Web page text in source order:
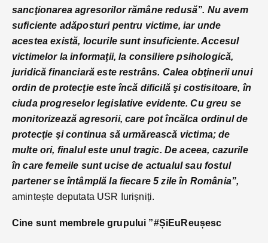
sancţionarea agresorilor rămâne redusă”. Nu avem
suficiente adăposturi pentru victime, iar unde
acestea există, locurile sunt insuficiente. Accesul
victimelor la informaţii, la consiliere psihologică,
juridică financiară este restrâns. Calea obţinerii unui
ordin de protecţie este încă dificilă şi costisitoare, în
ciuda progreselor legislative evidente. Cu greu se
monitorizează agresorii, care pot încălca ordinul de
protecţie şi continua să urmărească victima; de
multe ori, finalul este unul tragic. De aceea, cazurile
în care femeile sunt ucise de actualul sau fostul
partener se întâmplă la fiecare 5 zile în România”,
amintește deputata USR Iurișniți.
Cine sunt membrele grupului ”#ȘiEuReușesc